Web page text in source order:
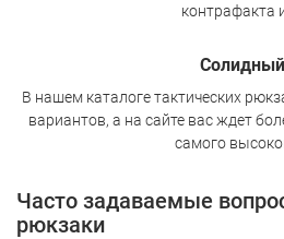
контрафакта
В нашем каталоге тактических
вариантов, а на сайте вас ждет
самого
Часто задаваемые
рюкзаки